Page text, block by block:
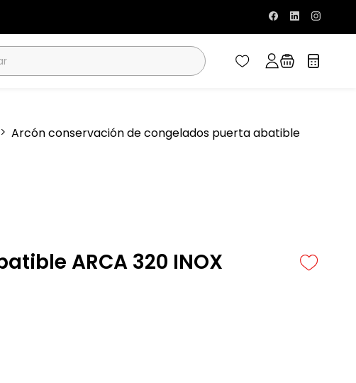
Arcón conservación de congelados puerta abatible
ARCA 320 INOX